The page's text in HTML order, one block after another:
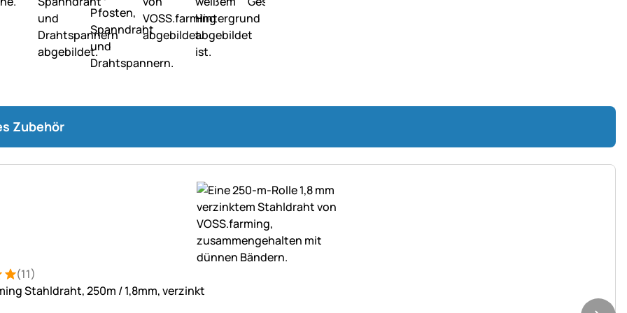
Zubehör
5 von 5 (11 Bewertungen)
(11)
Stahldraht, 250m / 1,8mm, verzinkt